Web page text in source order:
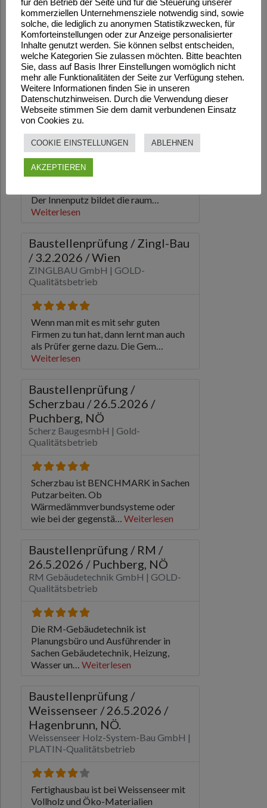
für den Betrieb der Seite und für die Steuerung unserer
kommerziellen Unternehmensziele notwendig sind, sowie
solche, die lediglich zu anonymen Statistikzwecken, für
Komforteinstellungen oder zur Anzeige personalisierter
Inhalte genutzt werden. Sie können selbst entscheiden,
welche Kategorien Sie zulassen möchten. Bitte beachten
Sie, dass auf Basis Ihrer Einstellungen womöglich nicht
mehr alle Funktionalitäten der Seite zur Verfügung stehen.
Weitere Informationen finden Sie in unseren
Datenschutzhinweisen. Durch die Verwendung dieser
Webseite stimmen Sie dem damit verbundenen Einsatz
von Cookies zu.
COOKIE EINSTELLUNGEN ABLEHNEN
AKZEPTIEREN